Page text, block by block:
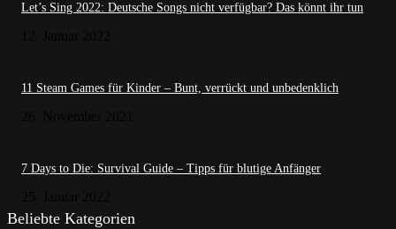
Let’s Sing 2022: Deutsche Songs nicht verfügbar? Das könnt ihr tun
11 Steam Games für Kinder – Bunt, verrückt und unbedenklich
7 Days to Die: Survival Guide – Tipps für blutige Anfänger
Beliebte Kategorien